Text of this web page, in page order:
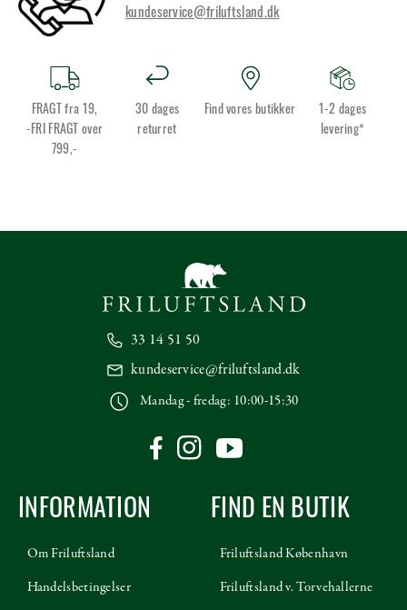
kundeservice@friluftsland.dk
FRAGT fra 19,
-FRI FRAGT over
799,-
30 dages
returret
Find vores butikker
1-2 dages
levering*
33 14 51 50
kundeservice@friluftsland.dk
Mandag - fredag: 10:00-15:30
INFORMATION
Om Friluftsland
Handelsbetingelser
FIND EN BUTIK
Friluftsland København
Friluftsland v. Torvehallerne